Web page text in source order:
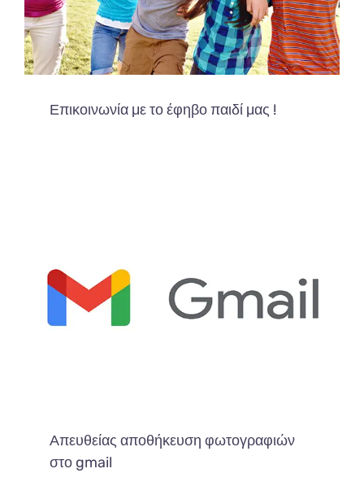
Επικοινωνία με το έφηβο παιδί μας !
Απευθείας αποθήκευση φωτογραφιών
στο gmail